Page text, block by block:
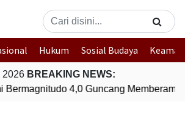
Hukum Sosial Budaya
2026 BREAKING NEWS:
Bermagnitudo 4,0 Guncang Memberamo